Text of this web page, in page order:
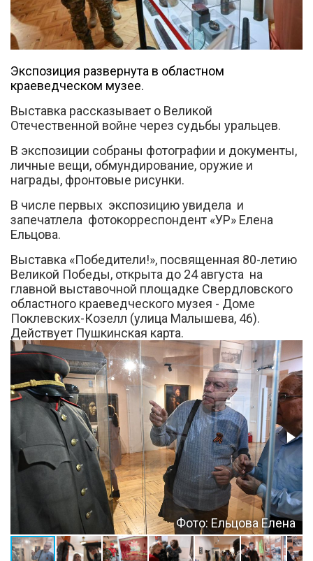
во
Вконтакте
Экспозиция развернута в областном
краеведческом музее.
Выставка рассказывает о Великой
Отечественной войне через судьбы уральцев.
В экспозиции собраны фотографии и документы,
личные вещи, обмундирование, оружие и
награды, фронтовые рисунки.
В числе первых экспозицию увидела и
запечатлела фотокорреспондент «УР» Елена
Ельцова.
Выставка «Победители!», посвященная 80-летию
Великой Победы, открыта до 24 августа на
главной выставочной площадке Свердловского
областного краеведческого музея - Доме
Поклевских-Козелл (улица Малышева, 46).
Действует Пушкинская карта.
Фото: Ельцова Елена